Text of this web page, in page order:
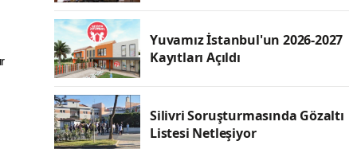
Yuvamız İstanbul'un 2026-2027
Kayıtları Açıldı
Silivri Soruşturmasında Gözaltı
Listesi Netleşiyor